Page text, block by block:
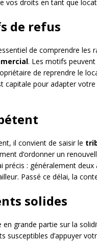
vos droits en tant que
de refus
de comprendre les
. Les motifs
de reprendre le
pour adapter
il convient de saisir le
d’ordonner un
: généralement
Passé ce délai, la
solides
grande partie sur la
susceptibles d’appuyer